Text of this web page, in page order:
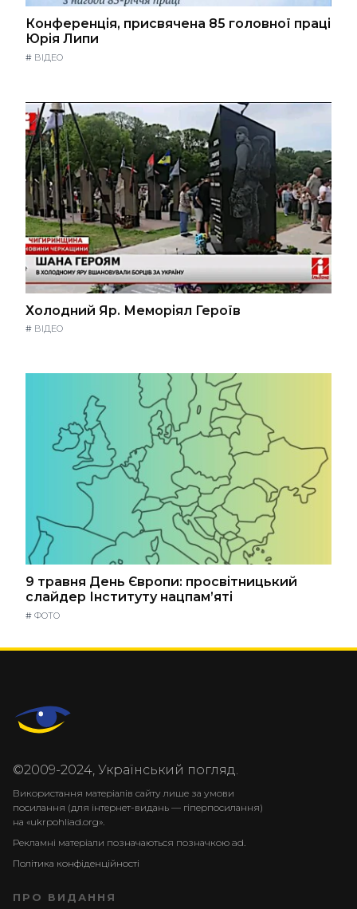
Конференція, присвячена 85 головної праці
Юрія Липи
# ВІДЕО
Холодний Яр. Меморіял Героїв
# ВІДЕО
9 травня День Європи: просвітницький
слайдер Інституту нацпам’яті
# ФОТО
©2009-2024, Український погляд.
Використання матеріалів сайту лише за умови
посилання (для інтернет-видань — гіперпосилання)
на «ukrpohliad.org».
Рекламні матеріали позначаються позначкою ad.
Політика конфіденційності
ПРО ВИДАННЯ